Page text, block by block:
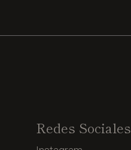
Redes Sociales